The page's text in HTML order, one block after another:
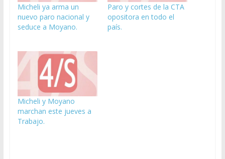
Micheli ya arma un
nuevo paro nacional y
seduce a Moyano.
Paro y cortes de la CTA
opositora en todo el
país.
Micheli y Moyano
marchan este jueves a
Trabajo.